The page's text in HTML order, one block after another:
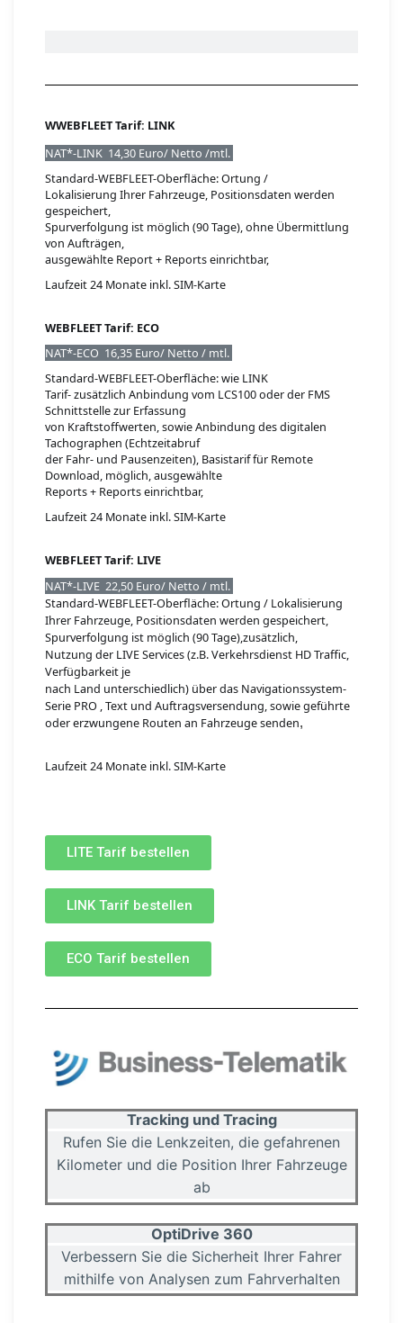
WWEBFLEET Tarif: LINK
NAT*-LINK 14,30 Euro/ Netto /mtl.
Standard-WEBFLEET-Oberfläche: Ortung /
Lokalisierung Ihrer Fahrzeuge, Positionsdaten werden
gespeichert,
Spurverfolgung ist möglich (90 Tage), ohne Übermittlung
von Aufträgen,
ausgewählte Report + Reports einrichtbar,
Laufzeit 24 Monate inkl. SIM-Karte
WEBFLEET Tarif: ECO
NAT*-ECO 16,35 Euro/ Netto / mtl.
Standard-WEBFLEET-Oberfläche: wie LINK
Tarif- zusätzlich Anbindung vom LCS100 oder der FMS
Schnittstelle zur Erfassung
von Kraftstoffwerten, sowie Anbindung des digitalen
Tachographen (Echtzeitabruf
der Fahr- und Pausenzeiten), Basistarif für Remote
Download, möglich, ausgewählte
Reports + Reports einrichtbar,
Laufzeit 24 Monate inkl. SIM-Karte
WEBFLEET Tarif: LIVE
NAT*-LIVE 22,50 Euro/ Netto / mtl.
Standard-WEBFLEET-Oberfläche:Ortung / Lokalisierung
Ihrer Fahrzeuge, Positionsdaten werden gespeichert,
Spurverfolgung ist möglich (90 Tage),zusätzlich,
Nutzung der LIVE Services (z.B. Verkehrsdienst HD Traffic,
Verfügbarkeit je
nach Land unterschiedlich) über das Navigationssystem-
Serie PRO , Text und Auftragsversendung, sowie geführte
oder erzwungene Routen an Fahrzeuge senden,
Laufzeit 24 Monate inkl. SIM-Karte
LITE Tarif bestellen
LINK Tarif bestellen
ECO Tarif bestellen
Tracking und Tracing
Rufen Sie die Lenkzeiten, die gefahrenen
Kilometer und die Position Ihrer Fahrzeuge
ab
OptiDrive 360
Verbessern Sie die Sicherheit Ihrer Fahrer
mithilfe von Analysen zum Fahrver­halten